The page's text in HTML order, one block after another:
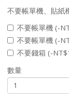
不要帳單機、貼紙
不要帳單機 (-
不要帳單機 (-
不要錢箱 (-
數量